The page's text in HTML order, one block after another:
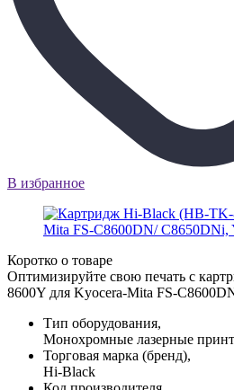
В избранное
Коротко о товаре
Оптимизируйте свою печать с
8600Y для Kyocera-Mita FS-
Тип оборудования,
Монохромные лазерные
Торговая марка (бренд),
Hi-Black